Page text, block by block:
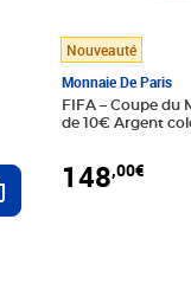
Ajouter au panier
Nouveauté
Monnaie De Paris
FIFA – Coupe du
de 10€ Argent
148,00€